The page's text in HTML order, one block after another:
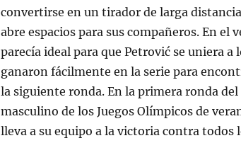
convertirse en un tirador de larga
abre espacios para sus compañeros. En el
parecía ideal para que Petrović se uniera a
ganaron fácilmente en la serie para
la siguiente ronda. En la primera ronda
masculino de los Juegos Olímpicos de
lleva a su equipo a la victoria contra todos